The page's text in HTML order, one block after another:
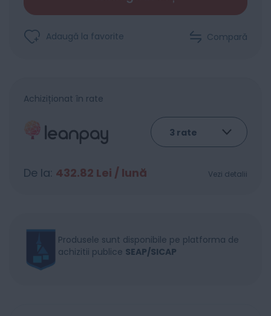
Adaugă la favorite Compară
Achiziționat în rate
De la: 432.82 Lei / lună Vezi detalii
Produsele sunt disponibile pe platforma de
achizitii publice SEAP/SICAP